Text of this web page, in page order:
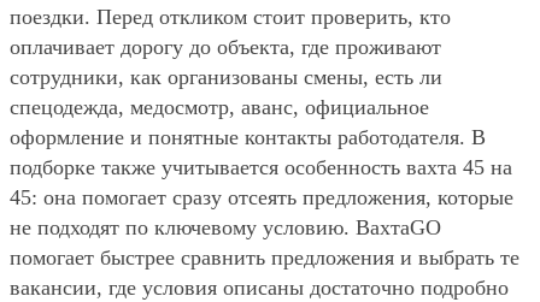
поездки. Перед откликом стоит проверить, кто
оплачивает дорогу до объекта, где проживают
сотрудники, как организованы смены, есть ли
спецодежда, медосмотр, аванс, официальное
оформление и понятные контакты работодателя. В
подборке также учитывается особенность вахта 45 на
45: она помогает сразу отсеять предложения, которые
не подходят по ключевому условию. ВахтаGO
помогает быстрее сравнить предложения и выбрать те
вакансии, где условия описаны достаточно подробно